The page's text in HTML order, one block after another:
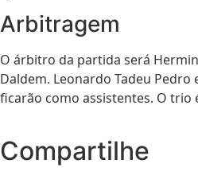
Arbitragem
O árbitro da partida será
Daldem. Leonardo Tadeu Pedro
ficarão como assistentes. O trio
Compartilhe